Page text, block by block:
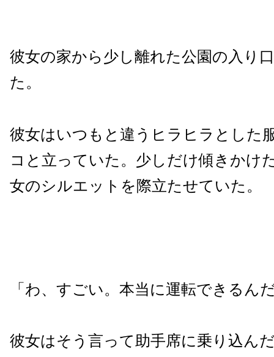
彼女の家から少し離れた公園の入り
た。
彼女はいつもと違うヒラヒラとした
コと立っていた。少しだけ傾きかけ
女のシルエットを際立たせていた。
「わ、すごい。本当に運転できるん
彼女はそう言って助手席に乗り込ん